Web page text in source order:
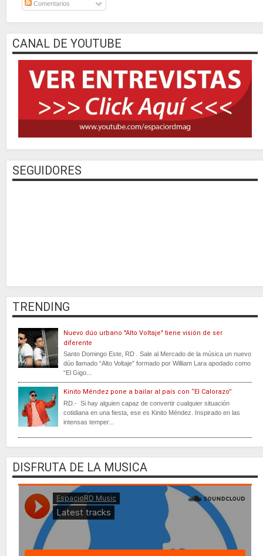
Comentarios
CANAL DE YOUTUBE
SEGUIDORES
TRENDING
Nuevo dúo urbano "Alto Voltaje" tiene visión de ser
diferente
Santo Domingo Este, RD . Sale al Mercado de la música un nuevo
dúo llamado “Alto Voltaje” formado por William Lara apodado como
“El Gigo...
Kinito Méndez pone a bailar al país con “El Calorazo”
RD.- Si hay alguien capaz de convertir cualquier situación
cotidiana en una fiesta, ese es Kinito Méndez. Inspirado en las
intensas temper...
DISFRUTA DE LA MUSICA